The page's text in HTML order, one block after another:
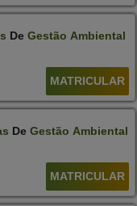
De Gestão Ambiental
MATRICULAR
De Gestão Ambiental
MATRICULAR